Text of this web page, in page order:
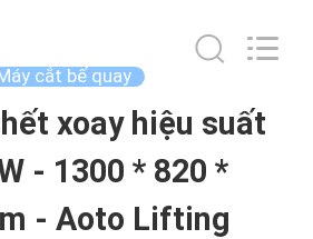
cắt bế quay
xoay hiệu suất
- 1300 * 820 *
- Aoto Lifting